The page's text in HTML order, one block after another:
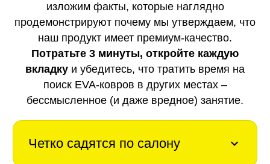
изложим факты, которые наглядно
продемонстрируют почему мы утверждаем, что
наш продукт имеет премиум-качество.
Потратьте 3 минуты, откройте каждую
вкладку и убедитесь, что тратить время на
поиск EVA-ковров в других местах –
бессмысленное (и даже вредное) занятие.
Четко садятся по салону